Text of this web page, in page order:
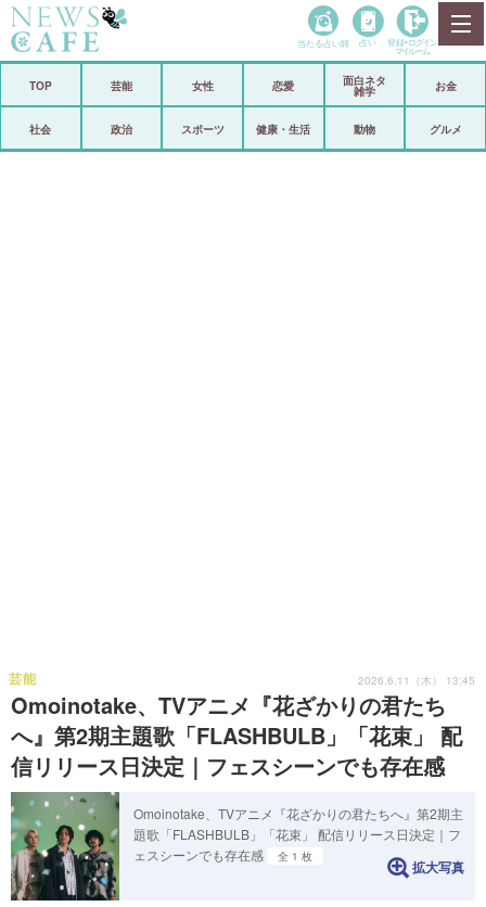
政治
当たる占い師 占い 登録• ログイン
マイルーム
TOP 芸能 女性 恋愛
面白ネタ
雑学
お金
社会 政治 スポーツ 健康・生活 動物 グルメ
Omoinotake、TVアニメ『花ざかりの君たち
へ』第2期主題歌「FLASHBULB」「花束」 配
信リリース日決定｜フェスシーンでも存在感
芸能 2026.6.11（木） 13:45
Omoinotake、TVアニメ『花ざかりの君たちへ』第2期主
題歌「FLASHBULB」「花束」 配信リリース日決定｜フ
ェスシーンでも存在感
全 1 枚
拡大写真